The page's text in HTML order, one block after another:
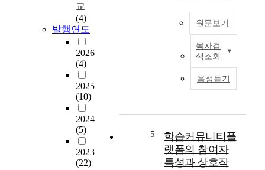
교
(4)
발행연도
2026
(4)
2025
(10)
2024
(5)
2023
(22)
e
s
원문보기
목차검
색조회
음성듣기
5
학습커뮤니티플
랫폼의 참여자
특성과 상호작